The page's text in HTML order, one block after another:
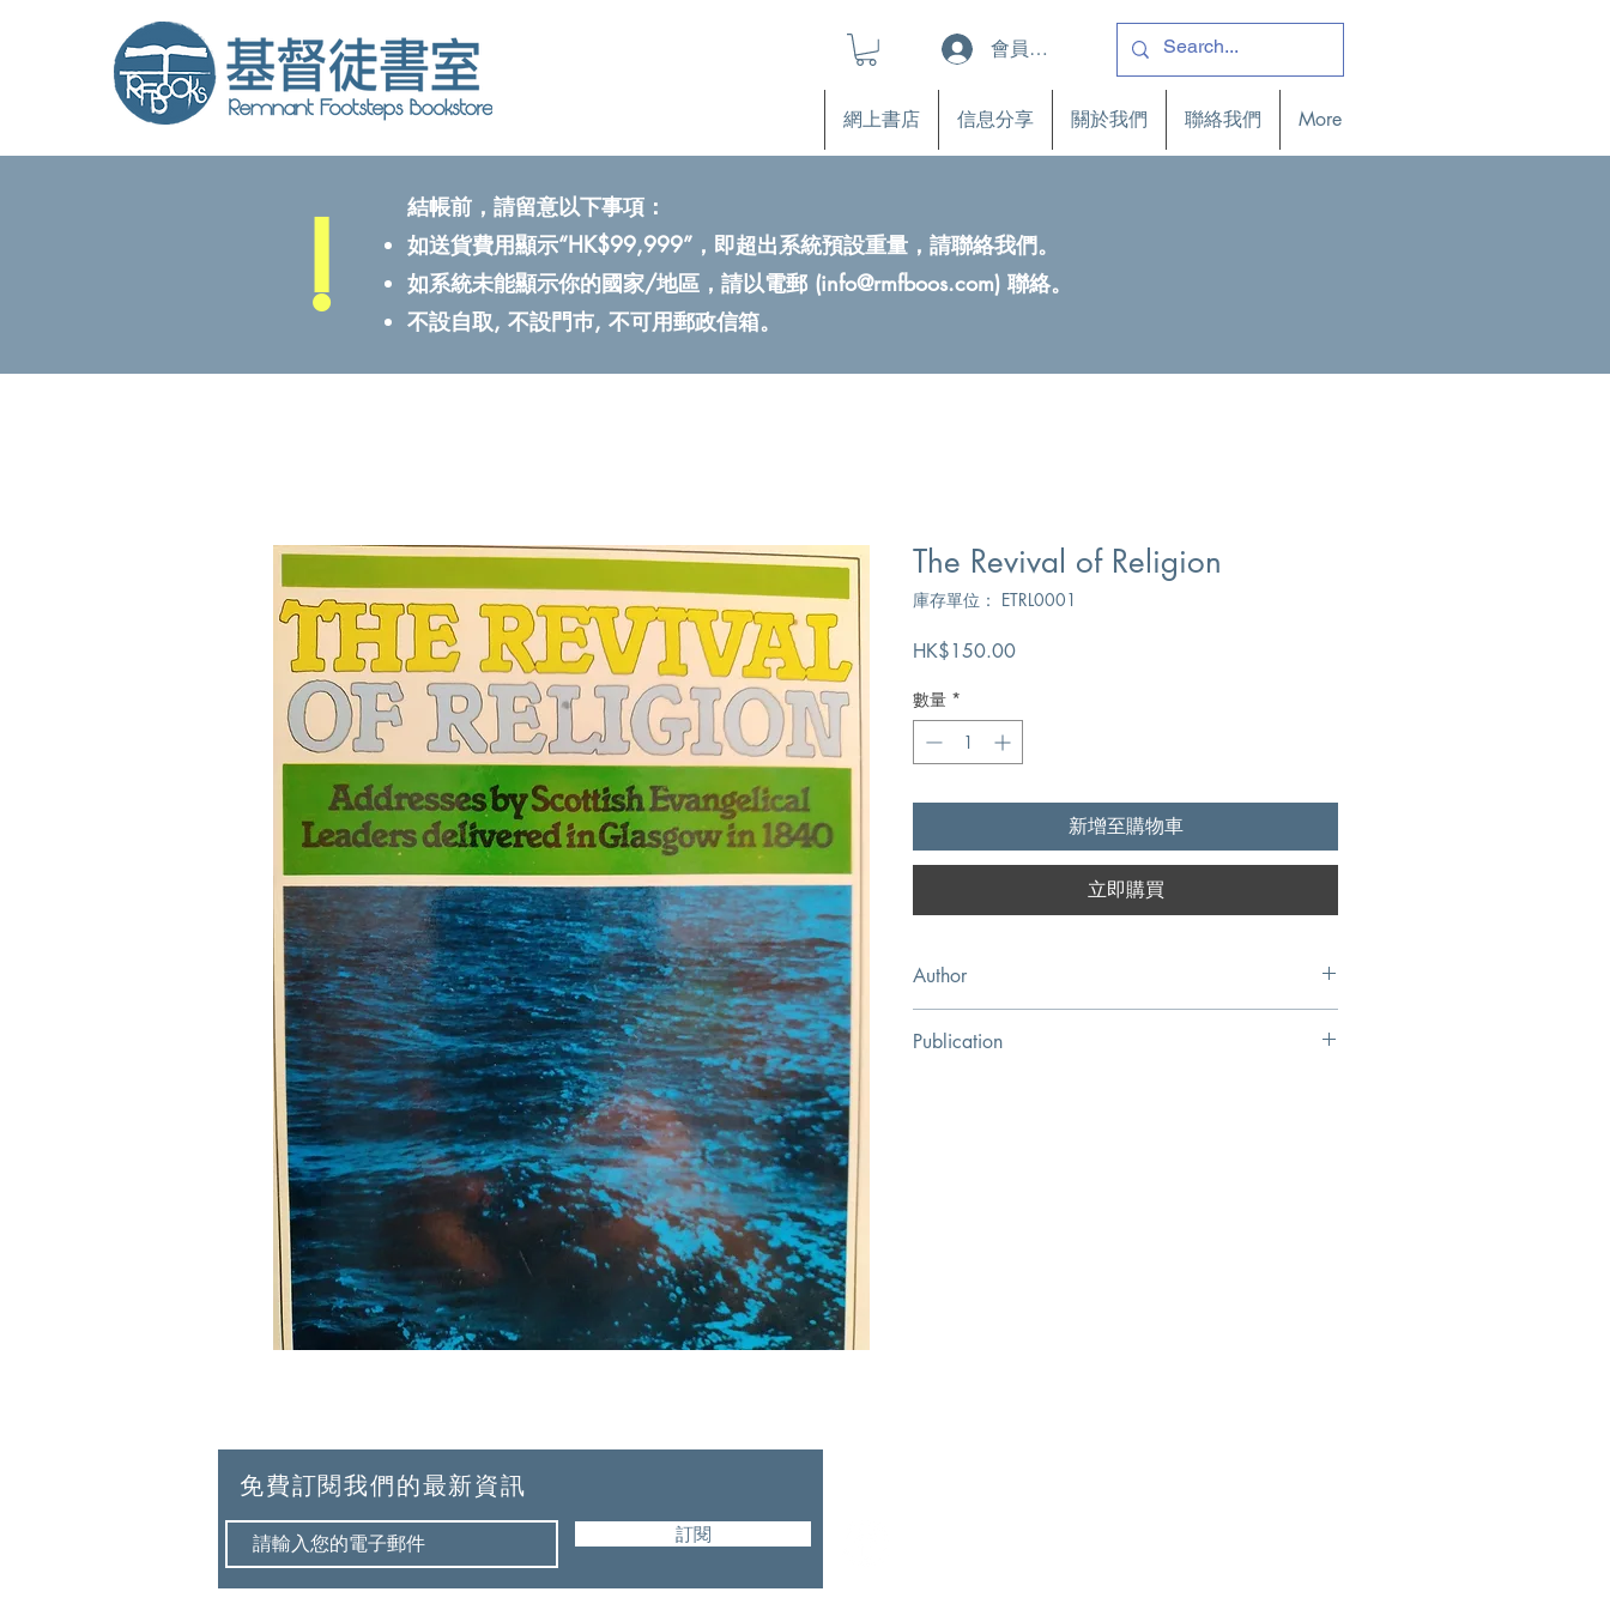
會員登入
網上書店 信息分享 關於我們 聯絡我們 More
!
結帳前，請留意以下事項：
如送貨費用顯示“HK$99,999”，即超出系統預設重量，請聯絡我們。
如系統未能顯示你的國家/地區，請以電郵 (info@rmfboos.com) 聯絡。
不設自取, 不設門巿, 不可用郵政信箱。
The Revival of Religion
庫存單位： ETRL0001
HK$150.00價
數量 *
新增至購物車
立即購買
Author
Publication
免費訂閱我們的最新資訊
訂閱